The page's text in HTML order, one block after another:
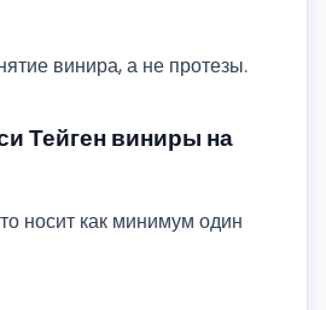
винира, а не протезы.
Тейген виниры на
носит как минимум один